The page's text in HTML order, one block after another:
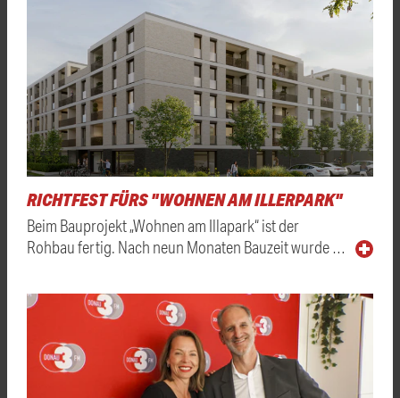
RICHTFEST FÜRS "WOHNEN AM ILLERPARK"
Beim Bauprojekt „Wohnen am Illapark“ ist der
Rohbau fertig. Nach neun Monaten Bauzeit wurde …